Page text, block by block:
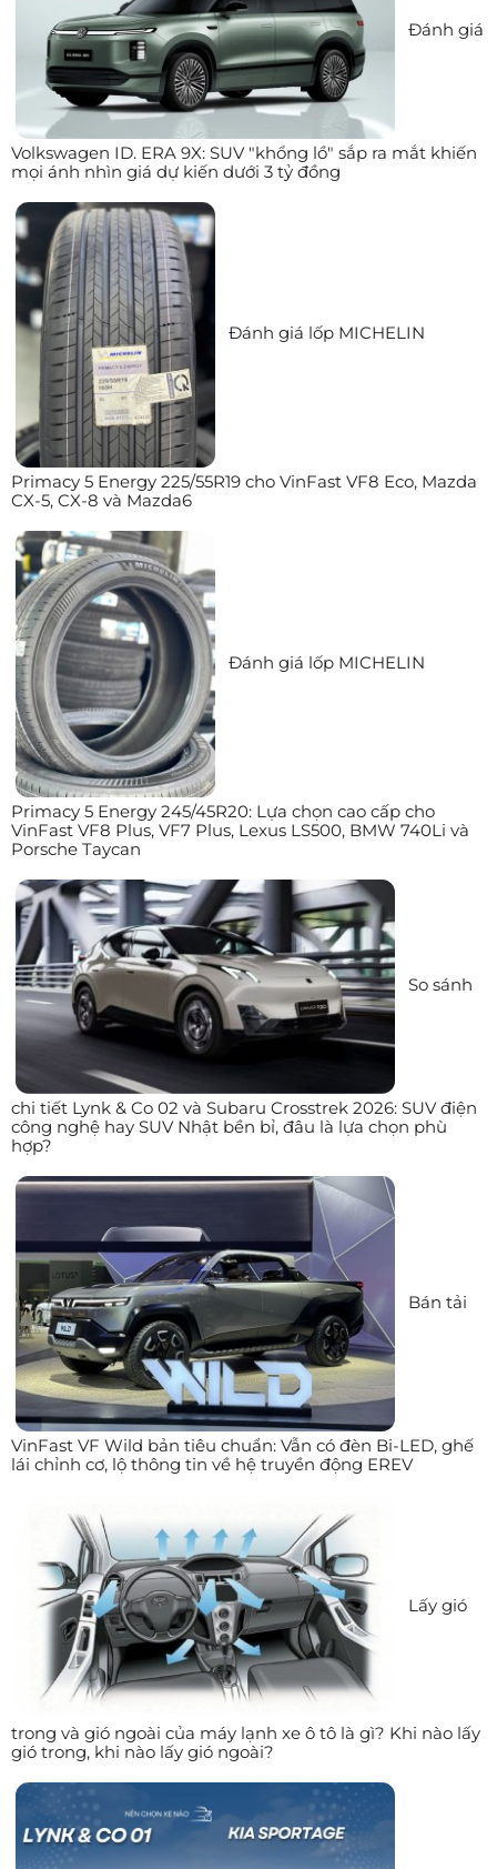
Đánh giá
Volkswagen ID. ERA 9X: SUV "khổng lồ" sắp ra mắt khiến
mọi ánh nhìn giá dự kiến dưới 3 tỷ đồng
Đánh giá lốp MICHELIN
Primacy 5 Energy 225/55R19 cho VinFast VF8 Eco, Mazda
CX-5, CX-8 và Mazda6
Đánh giá lốp MICHELIN
Primacy 5 Energy 245/45R20: Lựa chọn cao cấp cho
VinFast VF8 Plus, VF7 Plus, Lexus LS500, BMW 740Li và
Porsche Taycan
So sánh
chi tiết Lynk & Co 02 và Subaru Crosstrek 2026: SUV điện
công nghệ hay SUV Nhật bền bỉ, đâu là lựa chọn phù
hợp?
Bán tải
VinFast VF Wild bản tiêu chuẩn: Vẫn có đèn Bi-LED, ghế
lái chỉnh cơ, lộ thông tin về hệ truyền động EREV
Lấy gió
trong và gió ngoài của máy lạnh xe ô tô là gì? Khi nào lấy
gió trong, khi nào lấy gió ngoài?